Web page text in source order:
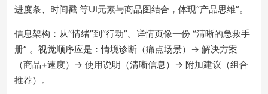
进度条、时间戳 等UI元素与商品图结合，体现“产品思维”。
信息架构：从“情绪”到“行动”。详情页像一份 “清晰的急救手
册” 。视觉顺序应是：情境诊断（痛点场景）-> 解决方案
（商品+速度）-> 使用说明（清晰信息）-> 附加建议（组合
推荐）。